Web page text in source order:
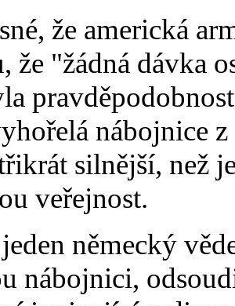
že americká
že "žádná dávka
nábojnice
silnější, než
veřejnost.
německý
nábojnici,